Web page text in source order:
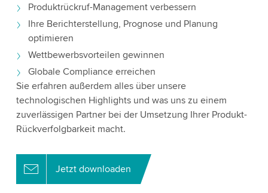
Produktrückruf-Management verbessern
Ihre Berichterstellung, Prognose und Planung
optimieren
Wettbewerbsvorteilen gewinnen
Globale Compliance erreichen
Sie erfahren außerdem alles über unsere
technologischen Highlights und was uns zu einem
zuverlässigen Partner bei der Umsetzung Ihrer Produkt-
Rückverfolgbarkeit macht.
Jetzt downloaden